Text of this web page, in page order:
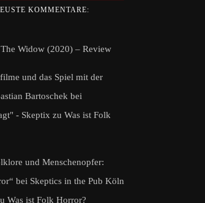
KOMMENTARE:
The Widow (2020) – Review
und das Spiel mit der
Bartoschek bei
- Skeptix zu Was ist Folk
und Menschenopfer:
bei Skeptics in the Pub Köln
Was ist Folk Horror?